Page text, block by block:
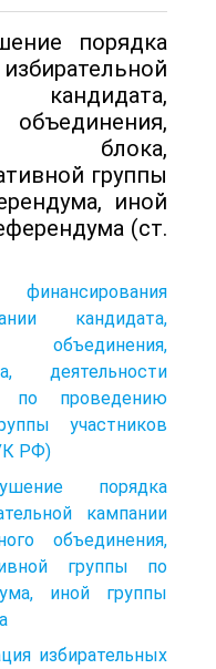
порядка
блока,
группы
иной
(ст.
кандидата,
деятельности
по проведению
участников
РФ)
порядка
кампании
объединения,
группы по
иной группы
избирательных